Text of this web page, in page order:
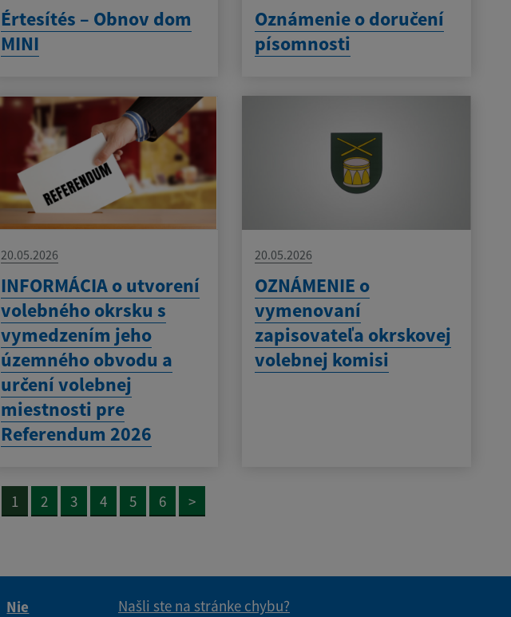
Értesítés – Obnov dom
MINI
Oznámenie o doručení
písomnosti
20.05.2026
INFORMÁCIA o utvorení
volebného okrsku s
vymedzením jeho
územného obvodu a
určení volebnej
miestnosti pre
Referendum 2026
20.05.2026
OZNÁMENIE o
vymenovaní
zapisovateľa okrskovej
volebnej komisi
1 2 3 4 5 6 >
Nie
Našli ste na stránke chybu?